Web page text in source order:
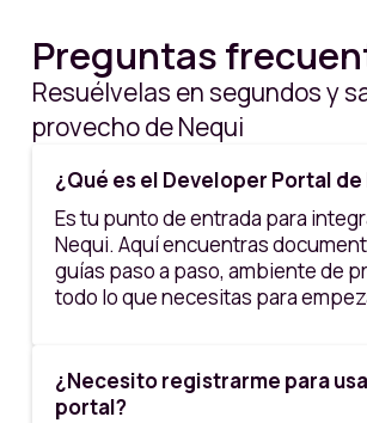
Preguntas
Resuélvelas en segundos y
provecho de Nequi
¿Qué es el Developer Portal de
Es tu punto de entrada para
Nequi. Aquí encuentras
guías paso a paso, ambiente de
todo lo que necesitas para
¿Necesito registrarme para
portal?